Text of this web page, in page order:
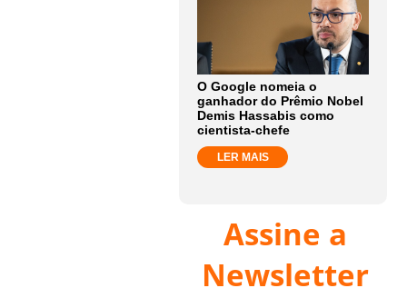
O Google nomeia o
ganhador do Prêmio Nobel
Demis Hassabis como
cientista-chefe
LER MAIS
Assine a
Newsletter